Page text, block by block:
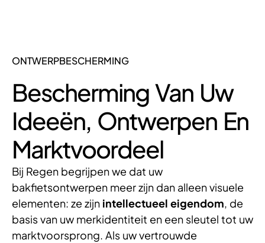
ONTWERPBESCHERMING
Bescherming Van Uw
Ideeën, Ontwerpen En
Marktvoordeel
Bij Regen begrijpen we dat uw
bakfietsontwerpen meer zijn dan alleen visuele
elementen: ze zijn intellectueel eigendom, de
basis van uw merkidentiteit en een sleutel tot uw
marktvoorsprong. Als uw vertrouwde